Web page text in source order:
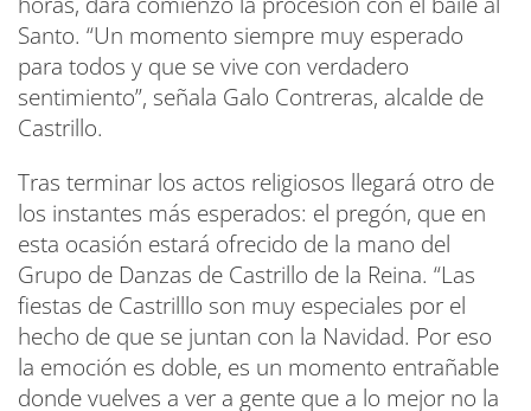
Santo. “Un momento siempre muy esperado
para todos y que se vive con verdadero
sentimiento”, señala Galo Contreras, alcalde de
Castrillo.
Tras terminar los actos religiosos llegará otro de
los instantes más esperados: el pregón, que en
esta ocasión estará ofrecido de la mano del
Grupo de Danzas de Castrillo de la Reina. “Las
fiestas de Castrilllo son muy especiales por el
hecho de que se juntan con la Navidad. Por eso
la emoción es doble, es un momento entrañable
donde vuelves a ver a gente que a lo mejor no la